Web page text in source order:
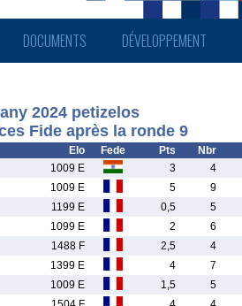
DOCUMENTS DÉVELOPPEMENT
2024 petizelos
Fide après la ronde 9
Elo Fede Pts Nbr
1009 E 3 4
1009 E 5 9
1199 E 0,5 5
1099 E 2 6
1488 F 2,5 4
1399 E 4 7
1009 E 1,5 5